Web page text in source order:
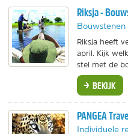
Riksja -
Bouwstenen
Riksja heeft
april. Kijk
stel met de
BEKIJK
PANGEA
Individuele